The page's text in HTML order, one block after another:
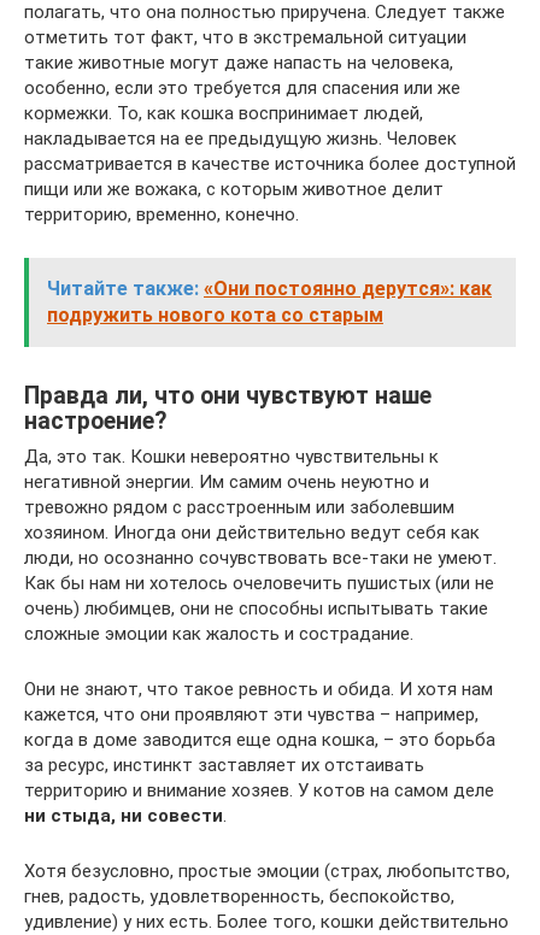
полагать, что она полностью приручена. Следует также
отметить тот факт, что в экстремальной ситуации
такие животные могут даже напасть на человека,
особенно, если это требуется для спасения или же
кормежки. То, как кошка воспринимает людей,
накладывается на ее предыдущую жизнь. Человек
рассматривается в качестве источника более доступной
пищи или же вожака, с которым животное делит
территорию, временно, конечно.
Читайте также: «Они постоянно дерутся»: как
подружить нового кота со старым
Правда ли, что они чувствуют наше
настроение?
Да, это так. Кошки невероятно чувствительны к
негативной энергии. Им самим очень неуютно и
тревожно рядом с расстроенным или заболевшим
хозяином. Иногда они действительно ведут себя как
люди, но осознанно сочувствовать все-таки не умеют.
Как бы нам ни хотелось очеловечить пушистых (или не
очень) любимцев, они не способны испытывать такие
сложные эмоции как жалость и сострадание.
Они не знают, что такое ревность и обида. И хотя нам
кажется, что они проявляют эти чувства – например,
когда в доме заводится еще одна кошка, – это борьба
за ресурс, инстинкт заставляет их отстаивать
территорию и внимание хозяев. У котов на самом деле
ни стыда, ни совести.
Хотя безусловно, простые эмоции (страх, любопытство,
гнев, радость, удовлетворенность, беспокойство,
удивление) у них есть. Более того, кошки действительно